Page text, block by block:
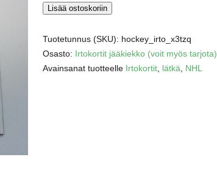
Carter,
-
NHL
17-
Lisää ostoskoriin
Tuotetunnus (SKU): hockey_irto_x3tzq
Osasto: Irtokortit jääkiekko (voit myös tarjota)
Avainsanat tuotteelle Irtokortit, lätkä, NHL